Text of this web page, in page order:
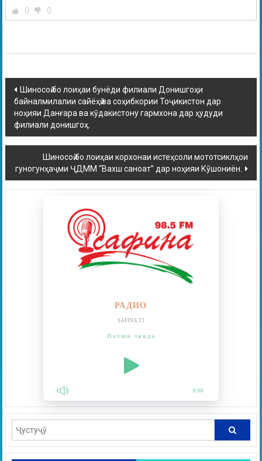
0 0
Шиносоӣ бо лоиҳаи бунёди филиали Донишгоҳи
байналмилалии сайёҳӣ ва соҳибкории Тоҷикистон дар
ноҳияи Данғара ва кӯдакистону гармхона дар ҳудуди
филиали донишгоҳ.
Шиносоӣ бо лоиҳаи корхонаи истеҳсоли мототсиклҳои
гуногунҳаҷми ҶДММ “Вахш саноат” дар ноҳияи Кӯшониён.
РАДИО
SAFINA.TJ
Пахши зинда
0:00